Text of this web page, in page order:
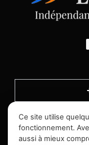
Ce site utilise
fonctionnement.
aussi à mieux